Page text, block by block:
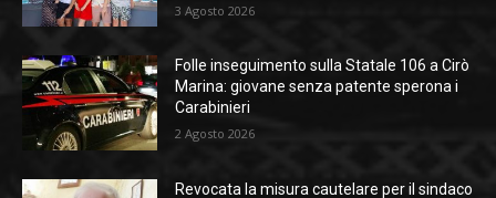
3 Agosto 2026
Folle inseguimento sulla Statale 106 a Cirò
Marina: giovane senza patente sperona i
Carabinieri
2 Agosto 2026
Revocata la misura cautelare per il sindaco